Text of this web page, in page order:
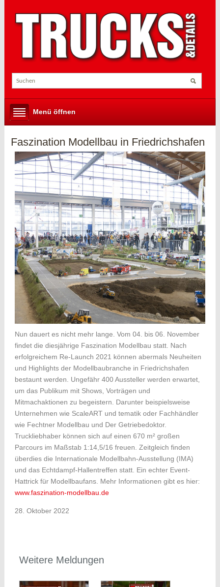
Menü öffnen
Faszination Modellbau in Friedrichshafen
Nun dauert es nicht mehr lange. Vom 04. bis 06. November
findet die diesjährige Faszination Modellbau statt. Nach
erfolgreichem Re-Launch 2021 können abermals Neuheiten
und Highlights der Modellbaubranche in Friedrichshafen
bestaunt werden. Ungefähr 400 Aussteller werden erwartet,
um das Publikum mit Shows, Vorträgen und
Mitmachaktionen zu begeistern. Darunter beispielsweise
Unternehmen wie ScaleART und tematik oder Fachhändler
wie Fechtner Modellbau und Der Getriebedoktor.
Truckliebhaber können sich auf einen 670 m² großen
Parcours im Maßstab 1:14,5/16 freuen. Zeitgleich finden
überdies die Internationale Modellbahn-Ausstellung (IMA)
und das Echtdampf-Hallentreffen statt. Ein echter Event-
Hattrick für Modellbaufans. Mehr Informationen gibt es hier:
www.faszination-modellbau.de
28. Oktober 2022
Weitere Meldungen